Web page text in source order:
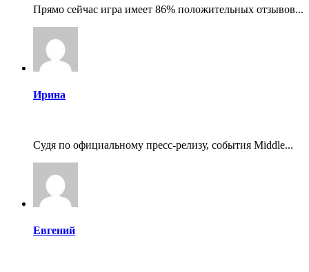
Прямо сейчас игра имеет 86% положительных отзывов...
Ирина
Судя по официальному пресс-релизу, события Middle...
Евгений